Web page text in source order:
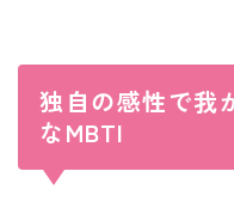
独自の感性で我
なMBTI